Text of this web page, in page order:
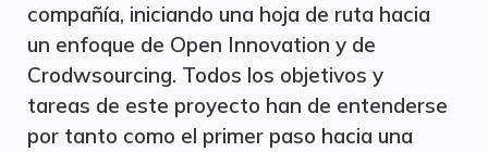
compañía, iniciando una hoja de ruta hacia
un enfoque de Open Innovation y de
Crodwsourcing. Todos los objetivos y
tareas de este proyecto han de entenderse
por tanto como el primer paso hacia una